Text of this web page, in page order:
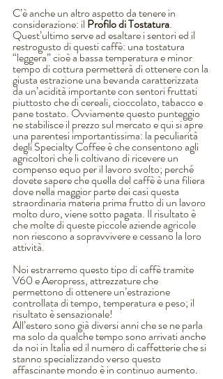
C’è anche un altro aspetto da tenere in
considerazione: il Profilo di Tostatura.
Quest’ultimo serve ad esaltare i sentori ed il
restrogusto di questi caffè: una tostatura
“leggera” cioè a bassa temperatura e minor
tempo di cottura permetterà di ottenere con la
giusta estrazione una bevanda caratterizzata
da un’acidità importante con sentori fruttati
piuttosto che di cereali, cioccolato, tabacco e
pane tostato. Ovviamente questo punteggio
ne stabilisce il prezzo sul mercato e qui si apre
una parentesi importantissima: la peculiarità
degli Specialty Coffee è che consentono agli
agricoltori che li coltivano di ricevere un
compenso equo per il lavoro svolto; perché
dovete sapere che quella del caffè è una filiera
dove nella maggior parte dei casi questa
straordinaria materia prima frutto di un lavoro
molto duro, viene sotto pagata. Il risultato è
che molte di queste piccole aziende agricole
non riescono a sopravvivere e cessano la loro
attività.
Noi estrarremo questo tipo di caffè tramite
V60 e Aeropress, attrezzature che
permettono di ottenere un’estrazione
controllata di tempo, temperatura e peso; il
risultato è sensazionale!
All’estero sono già diversi anni che se ne parla
ma solo da qualche tempo sono arrivati anche
da noi in Italia ed il numero di caffetterie che si
stanno specializzando verso questo
affascinante mondo è in continuo aumento.